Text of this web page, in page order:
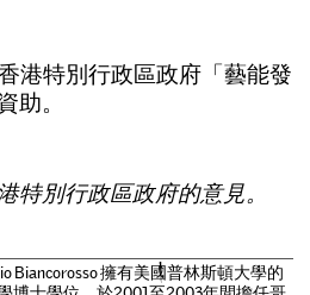
港特別行政區政府 「藝能發
助。
特別行政區政府的意見。
ioBiancorosso擁有美國普林斯頓大學的